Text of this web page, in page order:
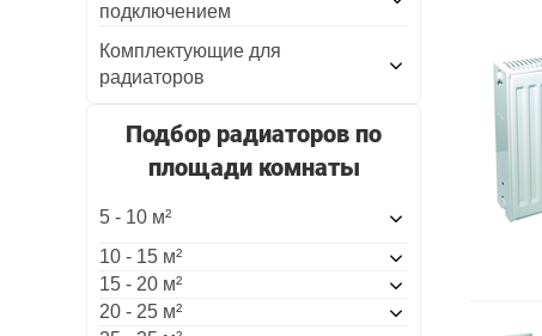
подключением
Комплектующие для
радиаторов
Подбор радиаторов по
площади комнаты
5 - 10 м²
10 - 15 м²
15 - 20 м²
20 - 25 м²